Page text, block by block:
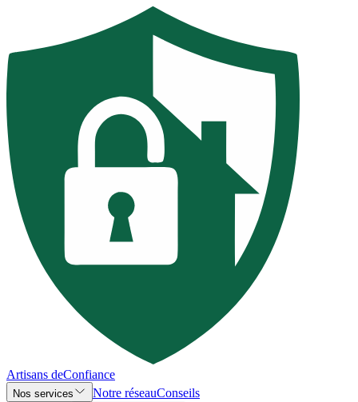
Artisans deConfiance
Nos services Notre réseauConseils